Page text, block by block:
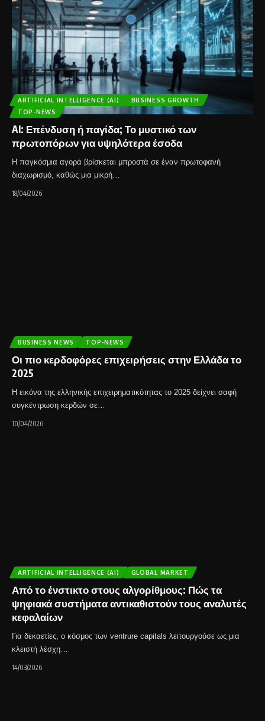
ARTIFICIAL INTELLIGENCE (AI)
BUSINESS GROWTH
TOP-NEWS
AI: Επένδυση ή παγίδα; Το μυστικό των
πρωτοπόρων για υψηλότερα έσοδα
Η παγκόσμια αγορά βρίσκεται μπροστά σε έναν πρωτοφανή
διαχωρισμό, καθώς μια μικρή…
18/04/2026
BUSINESS NEWS TOP-NEWS
Οι πιο κερδοφόρες επιχειρήσεις στην Ελλάδα το
2025
Η εικόνα της ελληνικής επιχειρηματικότητας το 2025 δείχνει σαφή
συγκέντρωση κερδών σε…
10/04/2026
ARTIFICIAL INTELLIGENCE (AI) GLOBAL MARKET
Από το ένστικτο στους αλγορίθμους: Πώς τα
ψηφιακά συστήματα αντικαθιστούν τους αναλυτές
κεφαλαίων
Για δεκαετίες, ο κόσμος των ventrure capitals λειτουργούσε ως μια
κλειστή λέσχη…
14/03/2026